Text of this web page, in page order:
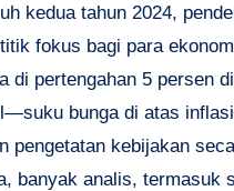
kedua tahun 2024,
fokus bagi para
di pertengahan 5 persen
bunga di atas
pengetatan kebijakan
banyak analis, termasuk